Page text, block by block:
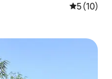
5 de uma
5 (10)